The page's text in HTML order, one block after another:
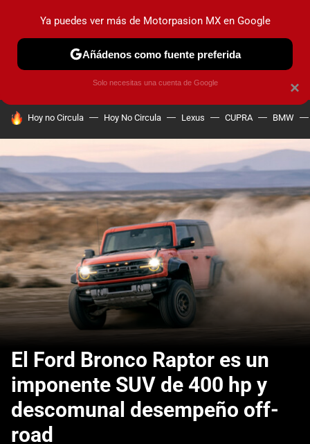
PRUEBAS INDUSTRIA HOY NO CIRCULA
HOY SE HABLA DE
Hoy no Circula Hoy No Circula Lexus CUPRA BMW
El Ford Bronco Raptor es un
imponente SUV de 400 hp y
descomunal desempeño off-
road
×
Ya puedes ver más de Motorpasion MX en Google
Añádenos como fuente preferida
Solo necesitas una cuenta de Google